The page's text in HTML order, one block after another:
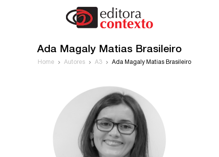
Ada Magaly Matias Brasileiro
Home Autores A3 Ada Magaly Matias Brasileiro